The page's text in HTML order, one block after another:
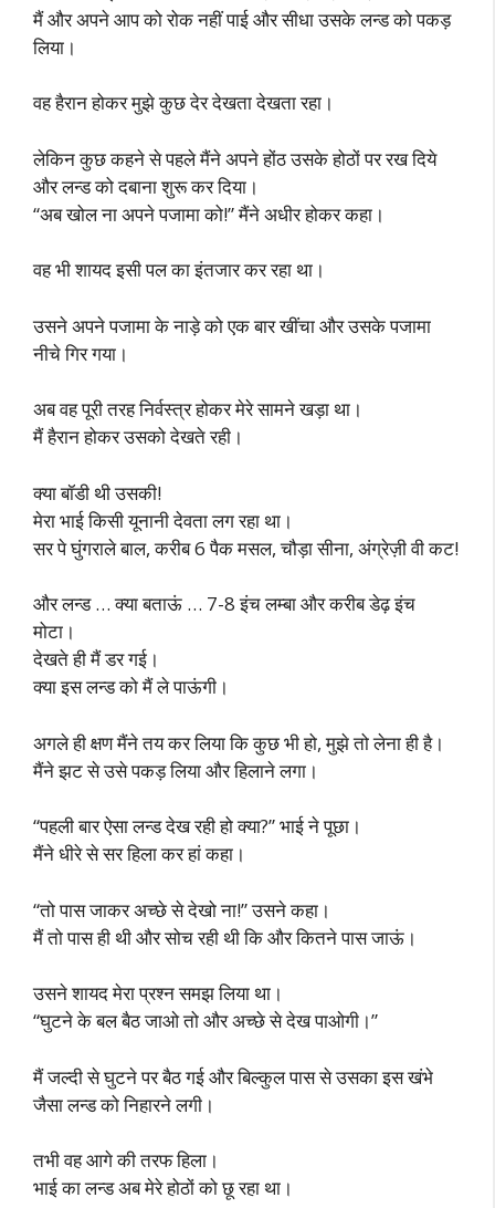
मैं और अपने आप को रोक नहीं पाई और सीधा उसके लन्ड को पकड़
लिया।
वह हैरान होकर मुझे कुछ देर देखता देखता रहा।
लेकिन कुछ कहने से पहले मैंने अपने होंठ उसके होठों पर रख दिये
और लन्ड को दबाना शुरू कर दिया।
“अब खोल ना अपने पजामा को!” मैंने अधीर होकर कहा।
वह भी शायद इसी पल का इंतजार कर रहा था।
उसने अपने पजामा के नाड़े को एक बार खींचा और उसके पजामा
नीचे गिर गया।
अब वह पूरी तरह निर्वस्त्र होकर मेरे सामने खड़ा था।
मैं हैरान होकर उसको देखते रही।
क्या बॉडी थी उसकी!
मेरा भाई किसी यूनानी देवता लग रहा था।
सर पे घुंगराले बाल, करीब 6 पैक मसल, चौड़ा सीना, अंग्रेज़ी वी कट!
और लन्ड … क्या बताऊं … 7-8 इंच लम्बा और करीब डेढ़ इंच
मोटा।
देखते ही मैं डर गई।
क्या इस लन्ड को मैं ले पाऊंगी।
अगले ही क्षण मैंने तय कर लिया कि कुछ भी हो, मुझे तो लेना ही है।
मैंने झट से उसे पकड़ लिया और हिलाने लगा।
“पहली बार ऐसा लन्ड देख रही हो क्या?” भाई ने पूछा।
मैंने धीरे से सर हिला कर हां कहा।
“तो पास जाकर अच्छे से देखो ना!” उसने कहा।
मैं तो पास ही थी और सोच रही थी कि और कितने पास जाऊं।
उसने शायद मेरा प्रश्न समझ लिया था।
“घुटने के बल बैठ जाओ तो और अच्छे से देख पाओगी।”
मैं जल्दी से घुटने पर बैठ गई और बिल्कुल पास से उसका इस खंभे
जैसा लन्ड को निहारने लगी।
तभी वह आगे की तरफ हिला।
भाई का लन्ड अब मेरे होठों को छू रहा था।